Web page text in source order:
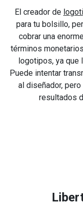
El creador de
para tu bolsillo,
cobrar una
términos
logotipos, ya que
Puede intentar
al diseñador,
resultados